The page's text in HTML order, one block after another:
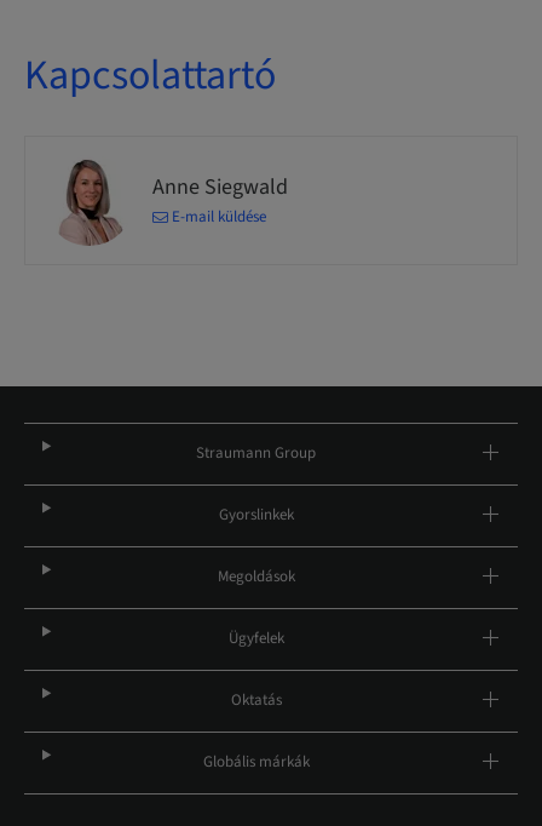
Kapcsolattartó
Anne Siegwald
E-mail küldése
Straumann Group
Gyorslinkek
Megoldások
Ügyfelek
Oktatás
Globális márkák